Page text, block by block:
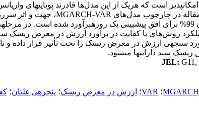
پذیر است که هریک از این مدل‌ها قادرند پویایی­های
مقاله در چارچوب مدل‌های
MGARCH-VAR
، جهت و اثر
رویکرد پارامتریدر سطح اطمینان 99% برای افق پیش­بینی یک
روش‌های با کفایت در برآورد ارزش در معرض ریسک
سنجه­ی ارزش در معرض ریسک را تحت تأثیر قرار داده
سبد دارایی­ها می­شود.
JEL: G11,
MGARCH؛ VAR؛ ارزش در معرض ریسک؛ پنجره­ی غلتان؛